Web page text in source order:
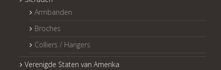
Armbanden
Broches
Colliers / Hangers
Verenigde Staten van Amerika